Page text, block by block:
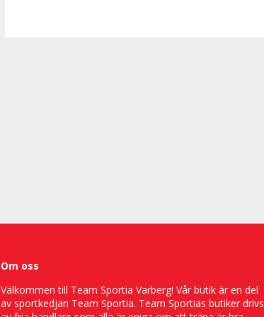
Om oss
Välkommen till Team Sportia Varberg! Vår butik är en del
av sportkedjan Team Sportia. Team Sportias butiker drivs